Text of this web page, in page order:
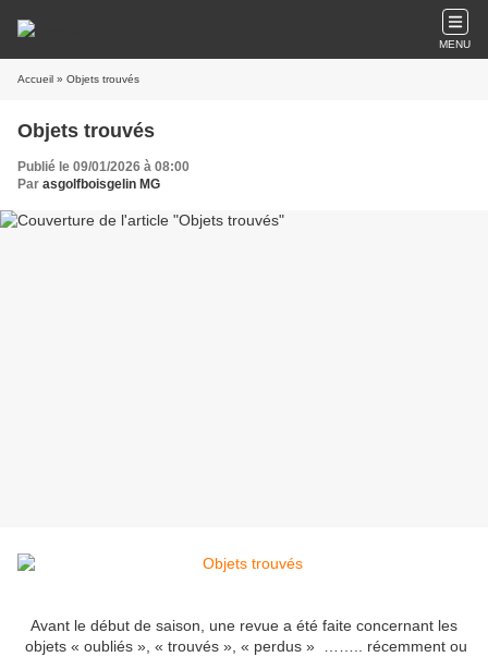
MENU
Accueil » Objets trouvés
Objets trouvés
Publié le 09/01/2026 à 08:00
Par asgolfboisgelin MG
Avant le début de saison, une revue a été faite concernant les
objets « oubliés », « trouvés », « perdus » …….. récemment ou